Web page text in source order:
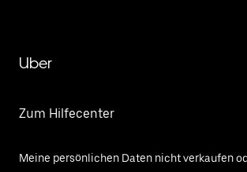
Uber
Zum Hilfecenter
Meine persönlichen Daten nicht verkaufen